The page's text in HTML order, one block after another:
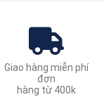
Giao hàng miễn phí
đơn
hàng từ 400k